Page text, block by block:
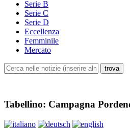
Serie B
Serie C
Serie D
Eccellenza
Femminile
Mercato
Tabellino: Campagna